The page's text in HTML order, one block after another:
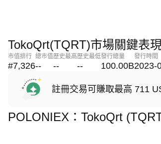
TokoQrt(TQRT)市場關鍵表
市值排行
#7,326
總市值
--
歷史最高
--
歷史最低
--
發行總量
100.00B
發行時間
2023-
註冊交易可賺取最高 711
POLONIEX：TokoQrt